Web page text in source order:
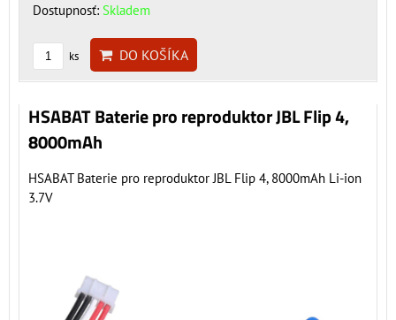
Dostupnosť: Skladem
ks DO KOŠÍKA
HSABAT Baterie pro reproduktor JBL Flip 4,
8000mAh
HSABAT Baterie pro reproduktor JBL Flip 4, 8000mAh Li-ion
3.7V